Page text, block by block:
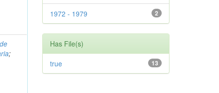
;
2
1972 - 1979
Has File(s)
13
true